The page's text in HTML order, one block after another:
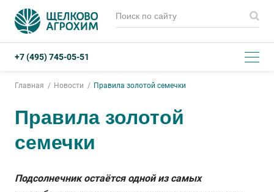
+7 (495) 745-05-51
Главная Новости Правила золотой семечки
Правила золотой
семечки
Подсолнечник остаётся одной из самых